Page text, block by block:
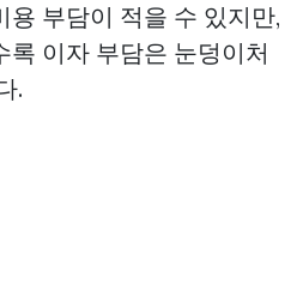
용 부담이 적을 수 있지만,
록 이자 부담은 눈덩이처
.